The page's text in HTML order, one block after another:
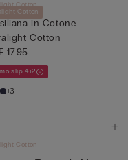
Cotton
Cotton
in Cotone
Cotton
17.95
slip 4+2
+3
Cotton